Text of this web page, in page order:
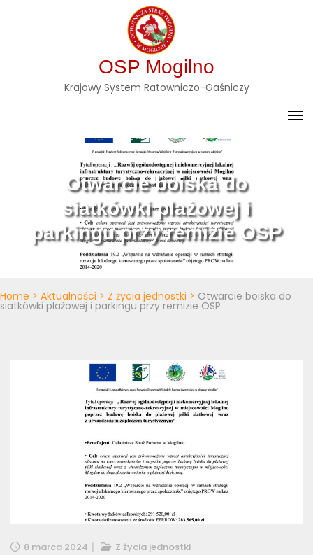
OSP Mogilno
Krajowy System Ratowniczo-Gaśniczy
Otwarcie boiska do
siatkówki plażowej i
parkingu przy remizie OSP
Home > Aktualności > Z życia jednostki > Otwarcie boiska do
siatkówki plażowej i parkingu przy remizie OSP
8 marca 2024 Z życia jednostki